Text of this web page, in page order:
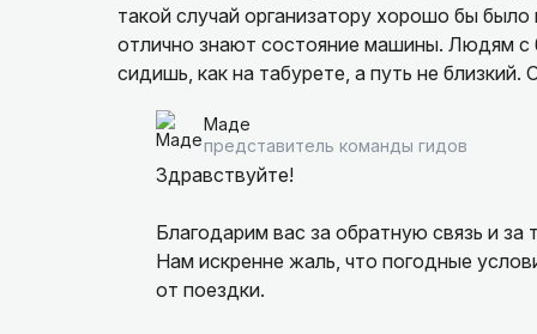
такой случай организатору хорошо бы
отлично знают состояние машины. Людям
сидишь, как на табурете, а путь не
Маде
представитель команды гидов
Здравствуйте!
Благодарим вас за обратную связь и
Нам искренне жаль, что погодные
от поездки.